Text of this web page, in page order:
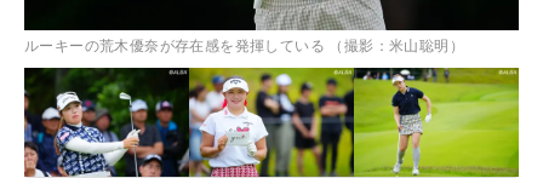
ルーキーの荒木優奈が存在感を発揮している （撮影：米山聡明）